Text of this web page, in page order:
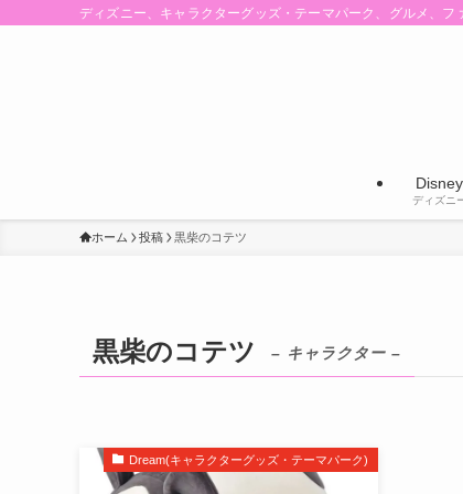
ディズニー、キャラクターグッズ・テーマパーク、グルメ、フ
Disney
ディズニ
ホーム 投稿 黒柴のコテツ
黒柴のコテツ – キャラクター –
Dream(キャラクターグッズ・テーマパーク)